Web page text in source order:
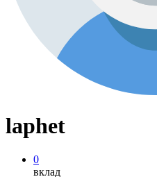
laphet
0
вклад